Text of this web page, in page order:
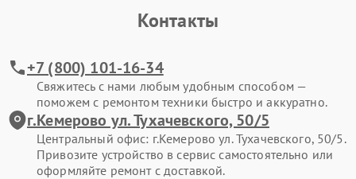
Контакты
+7 (800) 101-16-34
Свяжитесь с нами любым удобным способом —
поможем с ремонтом техники быстро и аккуратно.
г.Кемерово ул. Тухачевского, 50/5
Центральный офис: г.Кемерово ул. Тухачевского, 50/5.
Привозите устройство в сервис самостоятельно или
оформляйте ремонт с доставкой.